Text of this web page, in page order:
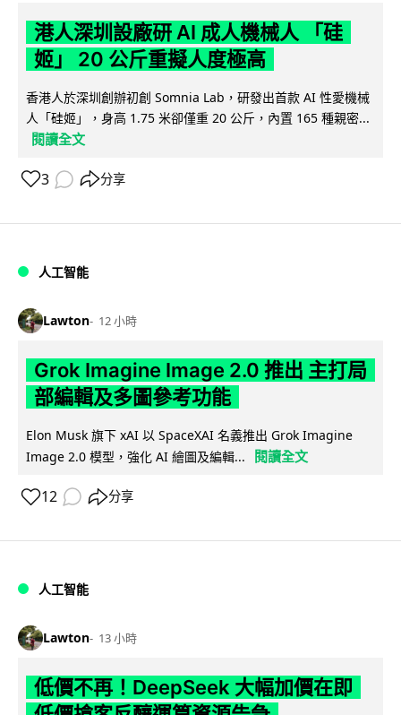
港人深圳設廠研 AI 成人機械人 「硅
姬」 20 公斤重擬人度極高
香港人於深圳創辦初創 Somnia Lab，研發出首款 AI 性愛機械
人「硅姬」，身高 1.75 米卻僅重 20 公斤，內置 165 種親密...
閱讀全文
3 分享
人工智能
Lawton 12 小時
Grok Imagine Image 2.0 推出 主打局
部編輯及多圖參考功能
Elon Musk 旗下 xAI 以 SpaceXAI 名義推出 Grok Imagine
Image 2.0 模型，強化 AI 繪圖及編輯...
閱讀全文
12 分享
人工智能
Lawton 13 小時
低價不再！DeepSeek 大幅加價在即